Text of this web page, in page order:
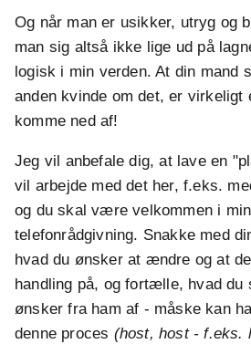
Og når man er usikker, utryg og
man sig altså ikke lige ud på
logisk i min verden. At din mand
anden kvinde om det, er virkeligt
komme ned af!
Jeg vil anbefale dig, at lave en
vil arbejde med det her, f.eks.
og du skal være velkommen i
telefonrådgivning. Snakke med
hvad du ønsker at ændre og at
handling på, og fortælle, hvad du
ønsker fra ham af - måske kan
denne proces (host, host - f.eks.